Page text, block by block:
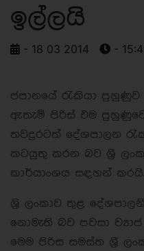
ඉල්ලයි
- 18 03 2014 -
ජපානයේ රැකියා
ඇතැම් පිරිස් එම
තවදුරටත් දේශපාලන
කටයුතු කරන බව ශ‍්‍රී
කාර්යාංශය සඳහන් කරයි.
ශ‍්‍රි ලංකාව තුළ
නොමැති බව පවසා
මෙම පිරිස සමස්ත ශ‍්‍රී